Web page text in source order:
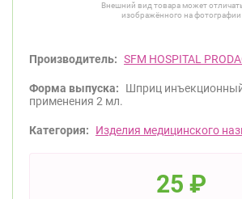
Внешний вид товара может
изображённого на фотографии
Производитель: SFM HOSPITAL
Форма выпуска:
Шприц
применения 2 мл.
Категория: Изделия медицинского
25 ₽